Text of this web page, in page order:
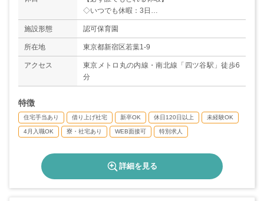
◇いつでも休暇：3日
◇アニバーサリー休暇：1日
◇年次有給休暇：10日
＊年間休日（公休）：126日
【対象者がとれる休暇】
◇結婚休暇：5日
◇子供の結婚休暇：1日
◇育児・介護休暇
施設形態 認可保育園
所在地 東京都新宿区若葉1-9
アクセス
東京メトロ丸の内線・南北線「四ツ谷駅」徒歩6
分
特徴
住宅手当あり 借り上げ社宅 新卒OK 休日120日以上 未経験OK
4月入職OK 寮・社宅あり WEB面接可 特別求人
詳細を見る